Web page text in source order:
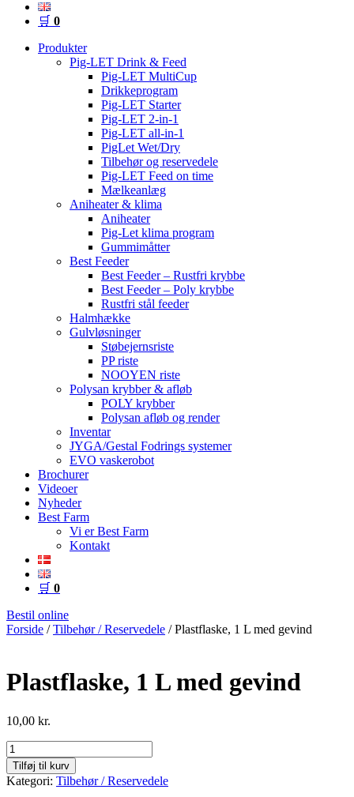
🛒 0
Produkter
Pig-LET Drink & Feed
Pig-LET MultiCup
Drikkeprogram
Pig-LET Starter
Pig-LET 2-in-1
Pig-LET all-in-1
PigLet Wet/Dry
Tilbehør og reservedele
Pig-LET Feed on time
Mælkeanlæg
Aniheater & klima
Aniheater
Pig-Let klima program
Gummimåtter
Best Feeder
Best Feeder – Rustfri krybbe
Best Feeder – Poly krybbe
Rustfri stål feeder
Halmhække
Gulvløsninger
Støbejernsriste
PP riste
NOOYEN riste
Polysan krybber & afløb
POLY krybber
Polysan afløb og render
Inventar
JYGA/Gestal Fodrings systemer
EVO vaskerobot
Brochurer
Videoer
Nyheder
Best Farm
Vi er Best Farm
Kontakt
🛒 0
Bestil online
Forside /Tilbehør / Reservedele / Plastflaske, 1 L med gevind
Plastflaske, 1 L med gevind
10,00 kr.
Plastflaske,
1
L
med
Tilføj til kurv
Kategori: Tilbehør / Reservedele